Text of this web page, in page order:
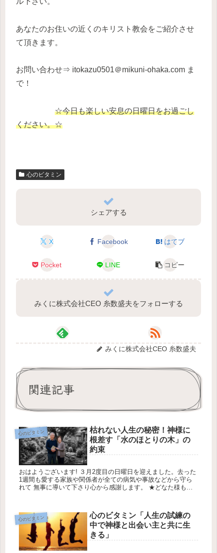
あなたのお住いの近くのキリスト教会をご紹介させ
て頂きます。
お問い合わせ⇒ itokazu0501＠mikuni-ohaka.com ま
で！
☆今日も楽しい安息の日曜日をお過ごし
ください。☆
心のビタミン
シェアする
X Facebook はてブ
Pocket LINE コピー
みくに株式会社CEO 糸数盛夫をフォローする
みくに株式会社CEO 糸数盛夫
関連記事
心のビタミン
枯れない人生の秘密！神様に
根差す「水のほとりの木」の
約束
おはようございます! ３月2度目の日曜日を迎えました。去った
1週間も愛する家族や関係者が全ての病気や事故などから守ら
れて 無事に導いて下さり心から感謝します。 ★どなた様も楽
心のビタミン
心のビタミン「人生の試練の
中で神様と出会い主と共に生
きる」